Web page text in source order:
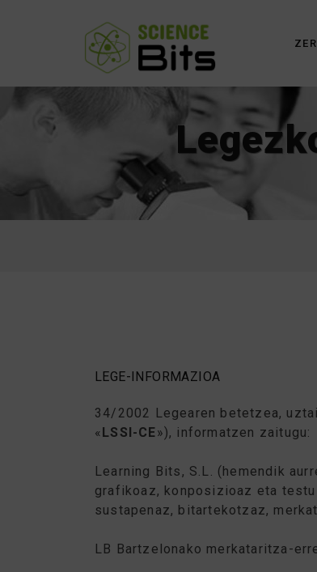
LEGE-INFORMAZIOA
34/2002 Legearen betetzea,
«LSSI-CE»), informatzen zaitugu:
Learning Bits, S.L. (hemendik
grafikoaz, konposizioaz eta
sustapenaz, bitartekotzaz,
LB Bartzelonako merkataritza-